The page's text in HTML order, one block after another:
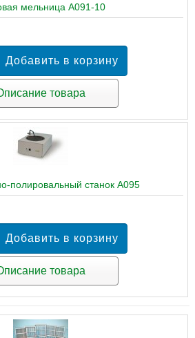
мельница A091-10
товара
полировальный станок A095
товара